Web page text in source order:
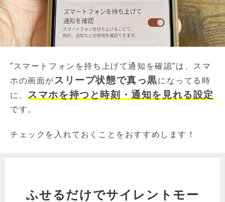
”スマートフォンを持ち上げて通知を確認”は、スマ
ホの画面が スリープ状態で真っ黒になってる時
に、
スマホを持つと時刻・通知を見れる設定
です。
チェックを入れておくことをおすすめします！
ふせるだけでサイレントモー